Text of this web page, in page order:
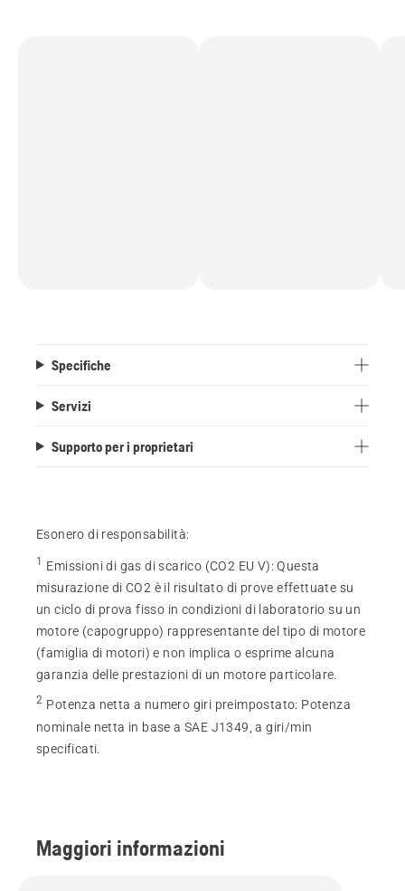
Specifiche
Servizi
Supporto per i proprietari
Esonero di responsabilità:
1 Emissioni di gas di scarico (CO2 EU V):Questa
misurazione di CO2 è il risultato di prove effettuate su
un ciclo di prova fisso in condizioni di laboratorio su un
motore (capogruppo) rappresentante del tipo di motore
(famiglia di motori) e non implica o esprime alcuna
garanzia delle prestazioni di un motore particolare.
2 Potenza netta a numero giri preimpostato: Potenza
nominale netta in base a SAE J1349, a giri/min
specificati.
Maggiori informazioni